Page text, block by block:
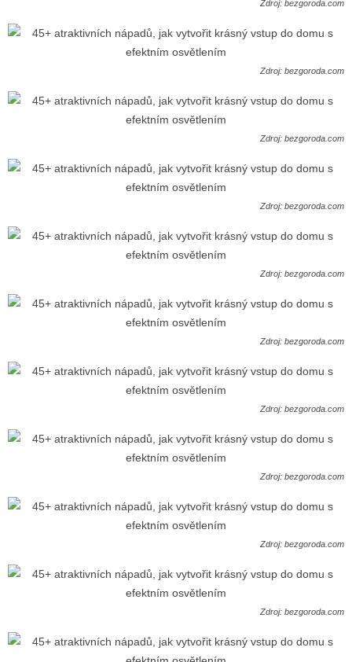
Zdroj: bezgoroda.com
Zdroj: bezgoroda.com
Zdroj: bezgoroda.com
Zdroj: bezgoroda.com
Zdroj: bezgoroda.com
Zdroj: bezgoroda.com
Zdroj: bezgoroda.com
Zdroj: bezgoroda.com
Zdroj: bezgoroda.com
Zdroj: bezgoroda.com